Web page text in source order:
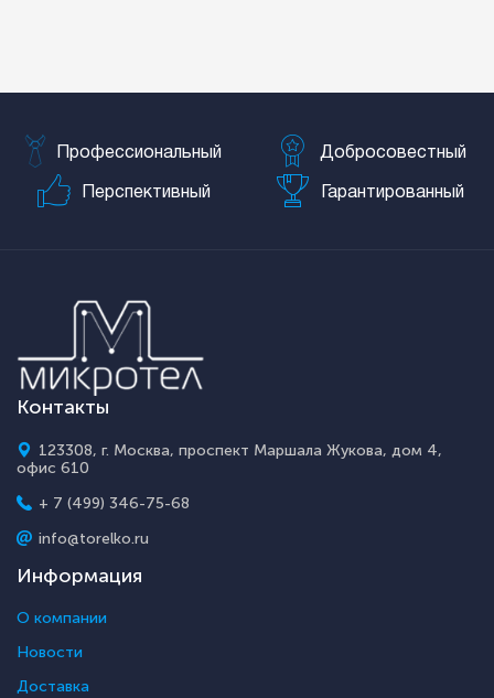
Профессиональный Добросовестный
Перспективный Гарантированный
Контакты
123308, г. Москва, проспект Маршала Жукова, дом 4,
офис 610
+ 7 (499) 346-75-68
info@torelko.ru
Информация
О компании
Новости
Доставка